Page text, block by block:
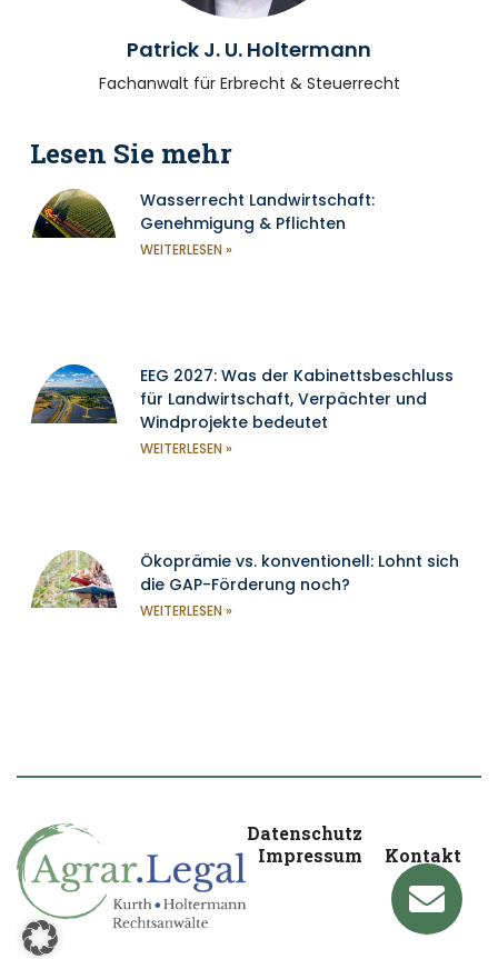
Patrick J. U. Holtermann
Fachanwalt für Erbrecht & Steuerrecht
Lesen Sie mehr
Wasserrecht Landwirtschaft:
Genehmigung & Pflichten
WEITERLESEN »
EEG 2027: Was der Kabinettsbeschluss
für Landwirtschaft, Verpächter und
Windprojekte bedeutet
WEITERLESEN »
Ökoprämie vs. konventionell: Lohnt sich
die GAP-Förderung noch?
WEITERLESEN »
Datenschutz
Impressum
Kontakt